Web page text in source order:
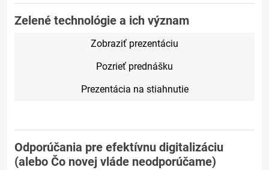
Zelené technológie a ich význam
Zobraziť prezentáciu
Pozrieť prednášku
Prezentácia na stiahnutie
Odporúčania pre efektívnu digitalizáciu
(alebo Čo novej vláde neodporúčame)